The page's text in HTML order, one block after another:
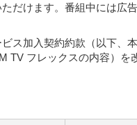
だけます。番組中には広告
ス加入契約約款（以下
TV フレックスの内容）